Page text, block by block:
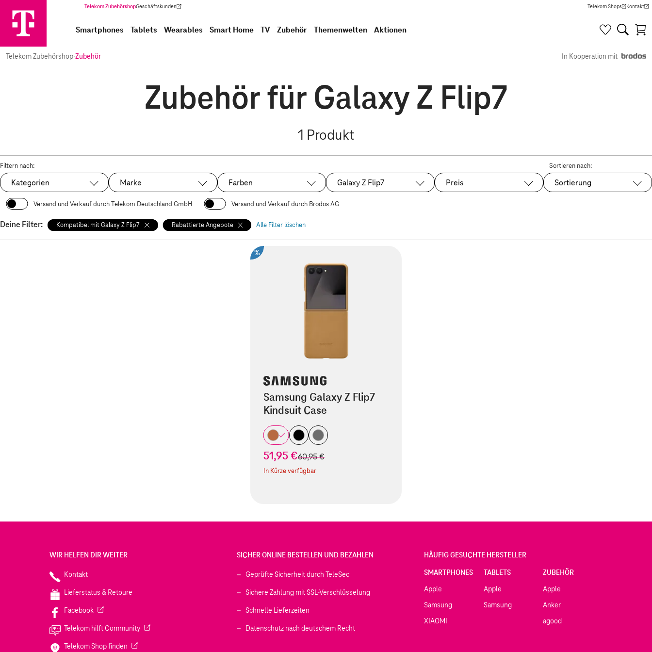
Telekom ZubehörshopGeschäftskunden
(Wird in einem neuen Tab geöffnet) Telekom Shops
(Wird in einem neuen Tab
Kontakt
(Wird in
Smartphones Tablets Wearables Smart Home TV Zubehör Themenwelten Aktionen
Telekom Zubehörshop·Zubehör In Kooperation mit
Zubehör für Galaxy Z Flip7
1 Produkt
Filtern nach:
Kategorien Marke Farben Ausgewählt:
Galaxy Z Flip7 Preis
Sortieren nach:
Sortierung
Versand und Verkauf durch Telekom Deutschland GmbH Versand und Verkauf durch Brodos AG
Deine Filter: Kompatibel mit Galaxy Z Flip7 Rabattierte Angebote Alle Filter löschen
%
Samsung Galaxy Z Flip7
Kindsuit Case
51,95 €statt
60,95 €
In Kürze verfügbar
WIR HELFEN DIR WEITER
Kontakt
Lieferstatus & Retoure
Facebook(Wird in einem neuen Tab geöffnet)
Telekom hilft Community(Wird in einem neuen Tab geöffnet)
Telekom Shop finden (Wird in einem neuen Tab geöffnet)
SICHER ONLINE BESTELLEN UND BEZAHLEN
Geprüfte Sicherheit durch TeleSec
Sichere Zahlung mit SSL-Verschlüsselung
Schnelle Lieferzeiten
Datenschutz nach deutschem Recht
HÄUFIG GESUCHTE HERSTELLER
SMARTPHONES
Apple
Samsung
XIAOMI
TABLETS
Apple
Samsung
ZUBEHÖR
Apple
Anker
agood